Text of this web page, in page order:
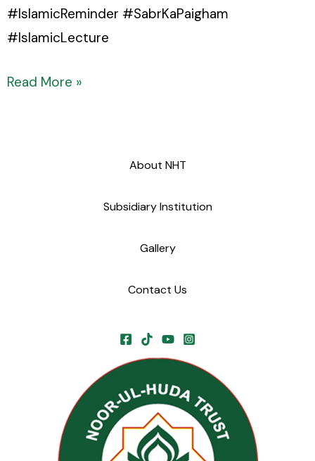
#IslamicReminder #SabrKaPaigham
#IslamicLecture
Read More »
About NHT
Subsidiary Institution
Gallery
Contact Us